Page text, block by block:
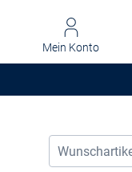
Mein Konto